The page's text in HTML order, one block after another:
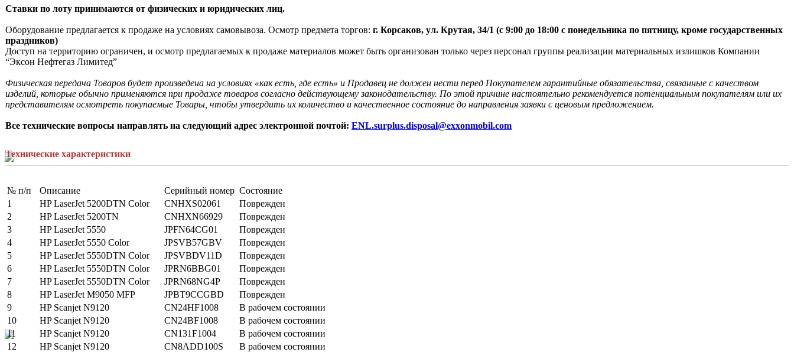
Ставки по лоту принимаются от физических и юридических лиц.
Оборудование предлагается к продаже на условиях самовывоза. Осмотр предмета торгов: г. Корсаков, ул. Крутая, 34/1 (с 9:00 до 18:00 с понедельника по пятницу, кроме государственных
праздников)
Доступ на территорию ограничен, и осмотр предлагаемых к продаже материалов может быть организован только через персонал группы реализации материальных излишков Компании
“Эксон Нефтегаз Лимитед”
Физическая передача Товаров будет произведена на условиях «как есть, где есть» и Продавец не должен нести перед Покупателем гарантийные обязательства, связанные с качеством
изделий, которые обычно применяются при продаже товаров согласно действующему законодательству. По этой причине настоятельно рекомендуется потенциальным покупателям или их
представителям осмотреть покупаемые Товары, чтобы утвердить их количество и качественное состояние до направления заявки с ценовым предложением.
Все технические вопросы направлять на следующий адрес электронной почтой: ENL.surplus.disposal@exxonmobil.com
Технические характеристики
№ п/п Описание Серийный номер Состояние
1
HP LaserJet 5200DTN Color CNHXS02061
Поврежден
2
HP LaserJet 5200TN CNHXN66929
Поврежден
3
HP LaserJet 5550 JPFN64CG01
Поврежден
4
HP LaserJet 5550 Color JPSVB57GBV
Поврежден
5
HP LaserJet 5550DTN Color JPSVBDV11D
Поврежден
6
HP LaserJet 5550DTN Color JPRN6BBG01
Поврежден
7
HP LaserJet 5550DTN Color JPRN68NG4P
Поврежден
8
HP LaserJet M9050 MFP JPBT9CCGBD
Поврежден
9
HP Scanjet N9120 CN24HF1008
В рабочем состоянии
10
HP Scanjet N9120 CN24BF1008
В рабочем состоянии
11
HP Scanjet N9120 CN131F1004
В рабочем состоянии
12
HP Scanjet N9120 CN8ADD100S
В рабочем состоянии